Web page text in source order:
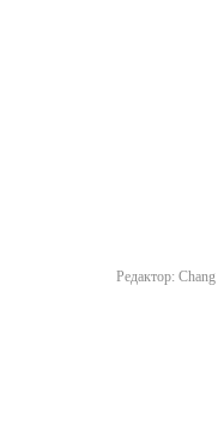
Редактор: Chang